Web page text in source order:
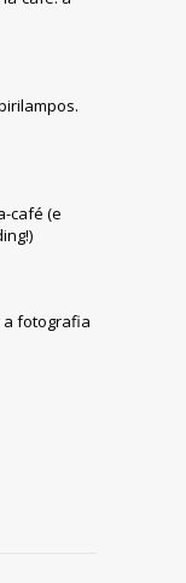
café (e
a fotografia